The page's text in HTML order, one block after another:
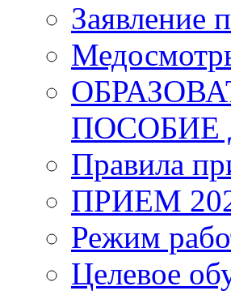
Заявление
ПОСОБИЕ
Правила
ПРИЕМ
Режим
Целевое